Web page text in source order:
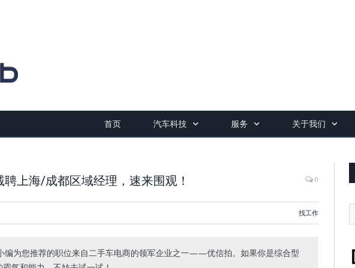
首页 汽车科技 服务 关于我们
聘上海/成都区域经理，速来围观！ 0
找工作
编为您推荐的职位来自二手车电商的领军企业之一——优信拍。如果你是综合型